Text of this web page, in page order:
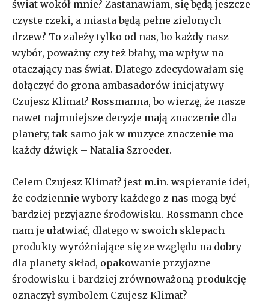
świat wokół mnie? Zastanawiam, się będą jeszcze
czyste rzeki, a miasta będą pełne zielonych
drzew? To zależy tylko od nas, bo każdy nasz
wybór, poważny czy też błahy, ma wpływ na
otaczający nas świat. Dlatego zdecydowałam się
dołączyć do grona ambasadorów inicjatywy
Czujesz Klimat? Rossmanna, bo wierzę, że nasze
nawet najmniejsze decyzje mają znaczenie dla
planety, tak samo jak w muzyce znaczenie ma
każdy dźwięk – Natalia Szroeder.
Celem Czujesz Klimat? jest m.in. wspieranie idei,
że codziennie wybory każdego z nas mogą być
bardziej przyjazne środowisku. Rossmann chce
nam je ułatwiać, dlatego w swoich sklepach
produkty wyróżniające się ze względu na dobry
dla planety skład, opakowanie przyjazne
środowisku i bardziej zrównoważoną produkcję
oznaczył symbolem Czujesz Klimat?